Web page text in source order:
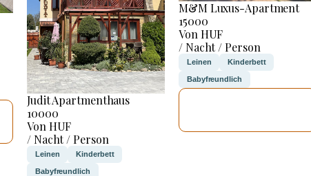
Judit Apartmenthaus
10000
Von HUF
/ Nacht / Person
Leinen Kinderbett
Babyfreundlich
M&M Luxus-Apartment
15000
Von HUF
/ Nacht / Person
Leinen Kinderbett
Babyfreundlich